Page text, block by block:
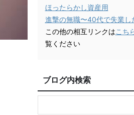
ほったらかし資産用
進撃の無職〜40代で失業し
この他の相互リンクはこち
覧ください
ブログ内検索